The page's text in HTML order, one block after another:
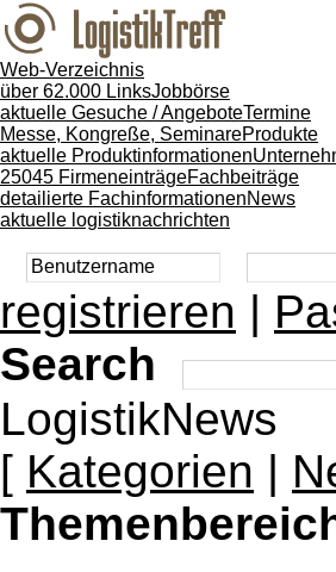
Web-Verzeichnis
über 62.000 LinksJobbörse
aktuelle Gesuche / AngeboteTermine
Messe, Kongreße, SeminareProdukte
aktuelle Produktinformationen
25045 FirmeneinträgeFachbeiträge
detailierte FachinformationenNews
aktuelle logistiknachrichten
registrieren |
Search
LogistikNews
[ Kategorien |